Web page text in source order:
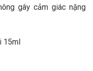
gây cảm giác nặng
15ml